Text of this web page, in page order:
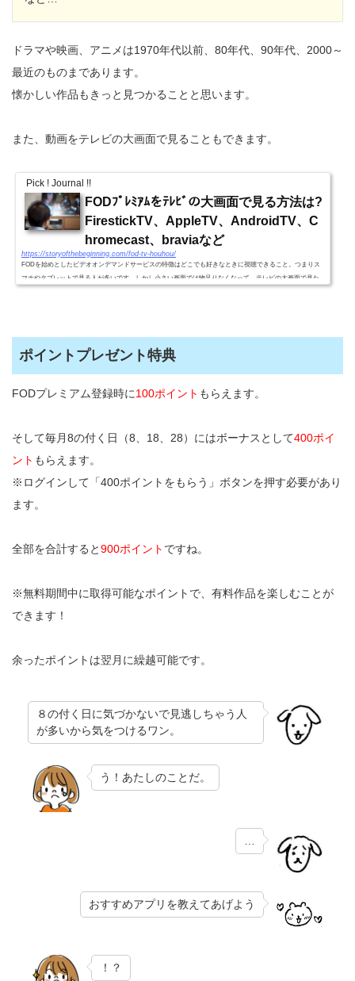
ドラマや映画、アニメは1970年代以前、80年代、90年代、2000～
最近のものまであります。
懐かしい作品もきっと見つかることと思います。
また、動画をテレビの大画面で見ることもできます。
Pick ! Journal !!
FODﾌﾟﾚﾐｱﾑをﾃﾚﾋﾞの大画面で見る方法は?
FirestickTV、AppleTV、AndroidTV、C
hromecast、braviaなど
https://storyofthebeginning.com/fod-tv-houhou/
FODを始めとしたビデオオンデマンドサービスの特徴はどこでも好きなときに視聴できること。つまりス
マホやタブレットで見る人が多いです。しかし小さい画面では物足りなくなって、テレビの大画面で見た
ポイントプレゼント特典
FODプレミアム登録時に100ポイント もらえます。
そして毎月8の付く日（8、18、28）にはボーナスとして400ポイ
ント もらえます。
※ログインして「400ポイントをもらう」ボタンを押す必要があり
ます。
全部を合計すると900ポイント ですね。
※無料期間中に取得可能なポイントで、有料作品を楽しむことが
できます！
余ったポイントは翌月に繰越可能です。
８の付く日に気づかないで見逃しちゃう人
が多いから気をつけるワン。
う！あたしのことだ。
…
おすすめアプリを教えてあげよう
！？